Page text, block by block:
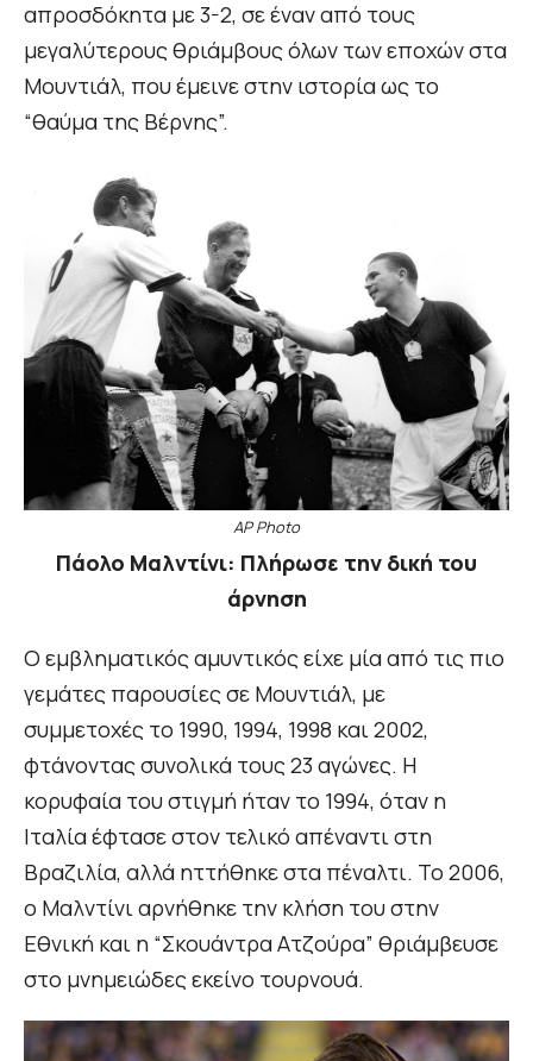
απροσδόκητα με 3-2, σε έναν από τους
μεγαλύτερους θριάμβους όλων των εποχών στα
Μουντιάλ, που έμεινε στην ιστορία ως το
“θαύμα της Βέρνης”.
AP Photo
Πάολο Μαλντίνι: Πλήρωσε την δική του
άρνηση
Ο εμβληματικός αμυντικός είχε μία από τις πιο
γεμάτες παρουσίες σε Μουντιάλ, με
συμμετοχές το 1990, 1994, 1998 και 2002,
φτάνοντας συνολικά τους 23 αγώνες. Η
κορυφαία του στιγμή ήταν το 1994, όταν η
Ιταλία έφτασε στον τελικό απέναντι στη
Βραζιλία, αλλά ηττήθηκε στα πέναλτι. Το 2006,
ο Μαλντίνι αρνήθηκε την κλήση του στην
Εθνική και η “Σκουάντρα Ατζούρα” θριάμβευσε
στο μνημειώδες εκείνο τουρνουά.